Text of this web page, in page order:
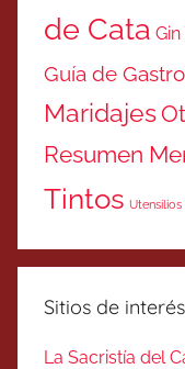
de Cata
Guía de
Maridajes
Resumen
Tintos Utensilios
Sitios de interés
La Sacristía del